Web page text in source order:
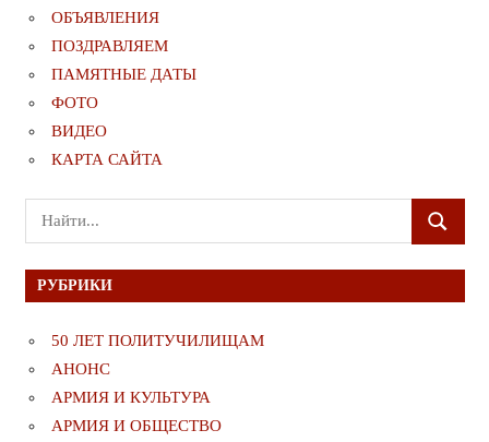
ОБЪЯВЛЕНИЯ
ПОЗДРАВЛЯЕМ
ПАМЯТНЫЕ ДАТЫ
ФОТО
ВИДЕО
КАРТА САЙТА
Поиск
для:
ПОИСК
РУБРИКИ
50 ЛЕТ ПОЛИТУЧИЛИЩАМ
АНОНС
АРМИЯ И КУЛЬТУРА
АРМИЯ И ОБЩЕСТВО